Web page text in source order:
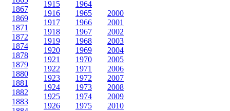
1867
1869
1871
1872
1874
1878
1879
1880
1881
1882
1883
1915
1916
1917
1918
1919
1920
1921
1922
1923
1924
1925
1926
1964
1965
1966
1967
1968
1969
1970
1971
1972
1973
1974
1975
2000
2001
2002
2003
2004
2005
2006
2007
2008
2009
2010